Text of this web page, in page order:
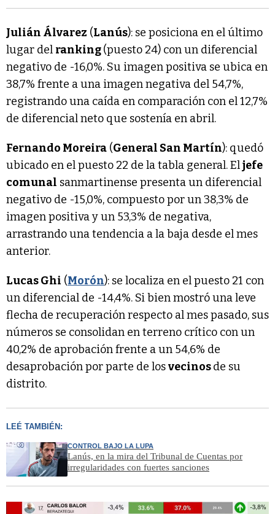
Julián Álvarez (Lanús): se posiciona en el último
lugar del ranking(puesto 24) con un diferencial
negativo de -16,0%. Su imagen positiva se ubica en
38,7% frente a una imagen negativa del 54,7%,
registrando una caída en comparación con el 12,7%
de diferencial neto que sostenía en abril.
Fernando Moreira (General San Martín): quedó
ubicado en el puesto 22 de la tabla general. Eljefe
comunal sanmartinense presenta un diferencial
negativo de -15,0%, compuesto por un 38,3% de
imagen positiva y un 53,3% de negativa,
arrastrando una tendencia a la baja desde el mes
anterior.
Lucas Ghi (Morón): se localiza en el puesto 21 con
un diferencial de -14,4%. Si bien mostró una leve
flecha de recuperación respecto al mes pasado, sus
números se consolidan en terreno crítico con un
40,2% de aprobación frente a un 54,6% de
desaprobación por parte de losvecinosde su
distrito.
LEÉ TAMBIÉN:
CONTROL BAJO LA LUPA
Lanús, en la mira del Tribunal de Cuentas por
irregularidades con fuertes sanciones